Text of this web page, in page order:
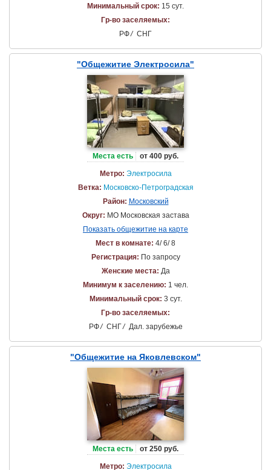
Минимальный срок: 15 сут.
Гр-во заселяемых:
РФ/ СНГ
"Общежитие Электросила"
Места есть от 400 руб.
Метро: Электросила
Ветка: Московско-Петроградская
Район: Московский
Округ: МО Московская застава
Показать общежитие на карте
Мест в комнате: 4/ 6/ 8
Регистрация: По запросу
Женские места: Да
Минимум к заселению: 1 чел.
Минимальный срок: 3 сут.
Гр-во заселяемых:
РФ/ СНГ/ Дал. зарубежье
"Общежитие на Яковлевском"
Места есть от 250 руб.
Метро: Электросила